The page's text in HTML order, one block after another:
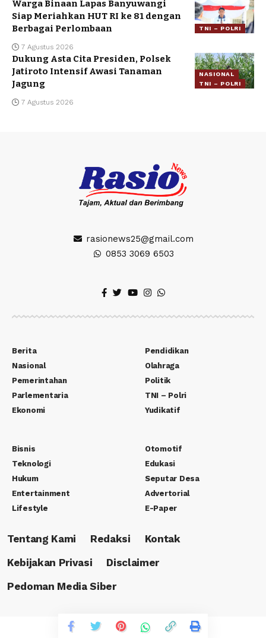
TNI – POLRI
Warga Binaan Lapas Banyuwangi
Siap Meriahkan HUT RI ke 81 dengan
Berbagai Perlombaan
7 Agustus 2026
NASIONAL
TNI – POLRI
Dukung Asta Cita Presiden, Polsek
Jatiroto Intensif Awasi Tanaman
Jagung
7 Agustus 2026
rasionews25@gmail.com
0853 3069 6503
Berita
Nasional
Pemerintahan
Parlementaria
Ekonomi
Pendidikan
Olahraga
Politik
TNI – Polri
Yudikatif
Bisnis
Teknologi
Hukum
Entertainment
Lifestyle
Otomotif
Edukasi
Seputar Desa
Advertorial
E-Paper
Tentang Kami Redaksi
Kontak
Kebijakan Privasi
Disclaimer
Pedoman Media Siber
Copyright © 2023 PT. Rafa Canasha Media